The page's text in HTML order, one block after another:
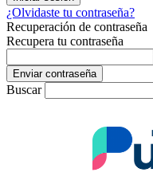
¿Olvidaste tu contraseña?
Recuperación de contraseña
Recupera tu contraseña
Buscar